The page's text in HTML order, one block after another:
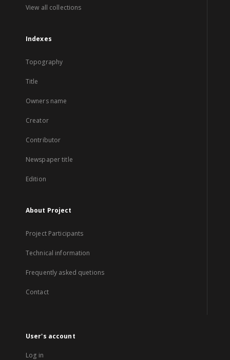
View all collections
Indexes
Topography
Title
Owners name
Creator
Contributor
Newspaper title
Edition
About Project
Project Participants
Technical information
Frequently asked quetions
Contact
User's account
Log in